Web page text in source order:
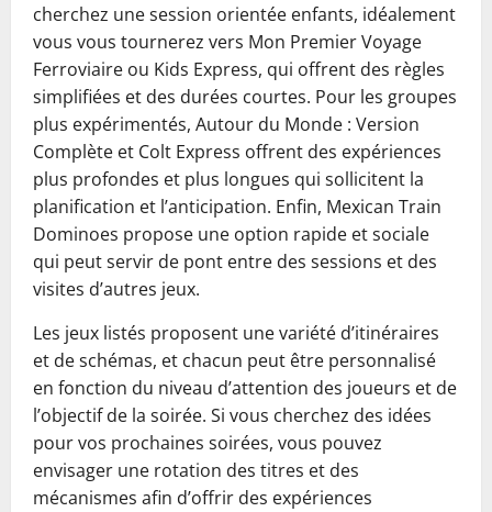
cherchez une session orientée enfants, idéalement
vous vous tournerez vers Mon Premier Voyage
Ferroviaire ou Kids Express, qui offrent des règles
simplifiées et des durées courtes. Pour les groupes
plus expérimentés, Autour du Monde : Version
Complète et Colt Express offrent des expériences
plus profondes et plus longues qui sollicitent la
planification et l’anticipation. Enfin, Mexican Train
Dominoes propose une option rapide et sociale
qui peut servir de pont entre des sessions et des
visites d’autres jeux.
Les jeux listés proposent une variété d’itinéraires
et de schémas, et chacun peut être personnalisé
en fonction du niveau d’attention des joueurs et de
l’objectif de la soirée. Si vous cherchez des idées
pour vos prochaines soirées, vous pouvez
envisager une rotation des titres et des
mécanismes afin d’offrir des expériences